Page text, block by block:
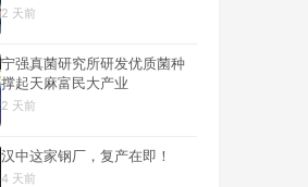
2 天前
宁强真菌研究所研发优质菌种
撑起天麻富民大产业
2 天前
汉中这家钢厂，复产在即！
4 天前